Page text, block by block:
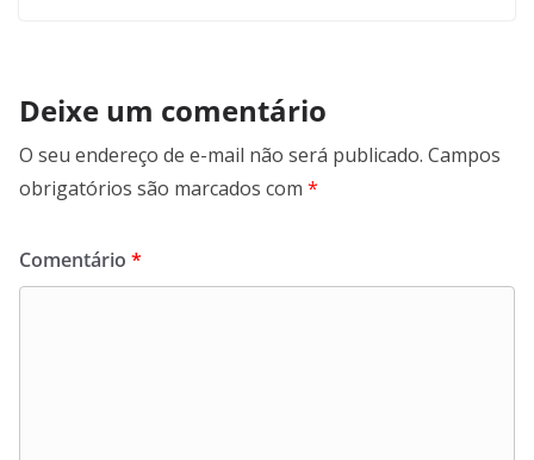
Deixe um comentário
O seu endereço de e-mail não será publicado. Campos
obrigatórios são marcados com *
Comentário *